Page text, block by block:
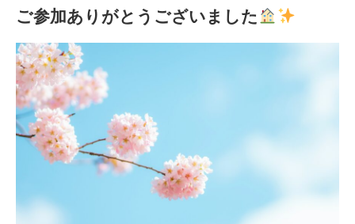
ご参加ありがとうございました